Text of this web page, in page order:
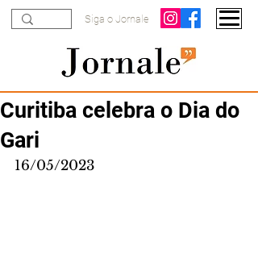
Siga o Jornale
Curitiba celebra o Dia do
Gari
16/05/2023